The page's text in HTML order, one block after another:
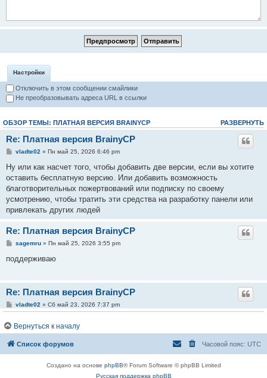
Настройки
Отключить в этом сообщении смайлики
Не преобразовывать адреса URL в ссылки
РАЗВЕРНУТЬ
ОБЗОР ТЕМЫ: ПЛАТНАЯ ВЕРСИЯ BRAINYCP
Re: Платная версия BrainyCP
vladte02 » Пн май 25, 2026 6:46 pm
Ну или как насчет того, чтобы добавить две версии, если вы хотите
оставить бесплатную версию. Или добавить возможность
благотворительных пожертвований или подписку по своему
усмотрению, чтобы тратить эти средства на разработку панели или
привлекать других людей
Re: Платная версия BrainyCP
sagemru» Пн май 25, 2026 3:55 pm
поддерживаю
Re: Платная версия BrainyCP
vladte02 » Сб май 23, 2026 7:37 pm
моменты, которые мне очень не нравятся, и мы были бы готовы
платить дополнительные средства за поддержку панели, все
оперативную поддержку
Вернуться к началу
Список форумов Часовой пояс: UTC
Создано на основе phpBB® Forum Software © phpBB Limited
Русская поддержка phpBB